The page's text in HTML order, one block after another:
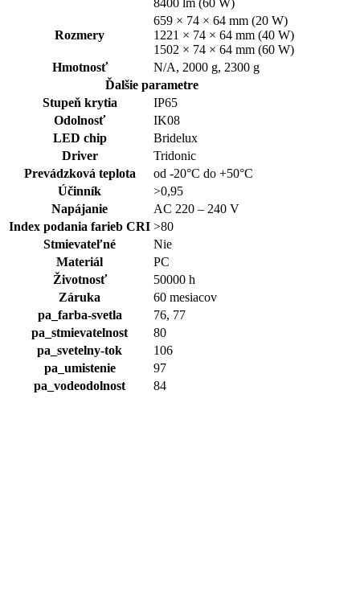
8400 lm (60 W)
Rozmery
659 × 74 × 64 mm (20 W)
1221 × 74 × 64 mm (40 W)
1502 × 74 × 64 mm (60 W)
Hmotnosť
N/A, 2000 g, 2300 g
Ďalšie parametre
Stupeň krytia
IP65
Odolnosť
IK08
LED chip
Bridelux
Driver
Tridonic
Prevádzková teplota
od -20°C do +50°C
Účinník
>0,95
Napájanie
AC 220 – 240 V
Index podania farieb CRI >80
Stmievateľné
Nie
Materiál
PC
Životnosť
50000 h
Záruka
60 mesiacov
pa_farba-svetla
76, 77
pa_stmievatelnost
80
pa_svetelny-tok
106
pa_umistenie
97
pa_vodeodolnost
84
Na sklade